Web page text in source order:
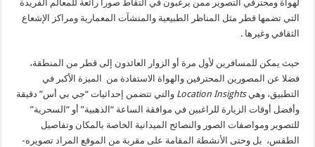
لهواة ومحترفي التصوير ممن يرغبون في التقاط صورا رائعة للمعالم الفريدة
التي تضمها قطر مثل المناظر الطبيعية والمنشآت المعمارية ومراكز الإشعاع
الثقافي وغيرها .
حيث يمكن للمسافرين لأول مرة أو الزوار العائدون إلى قطر من المنطقة،
فضلا عن المصورين المحترفين والهواة الاستفادة من الميزة الأكبر في
التطبيق، وهي Location Insights والتي تتضمن إحداثيات “جي بي أس” دقيقة
وأفضل أوقات الزيارة للراغبين في موافقة الساعة “الذهبية” أو “السحرية”
للتصوير ومواصفات الصور والنصائح الميدانية الخاصة بالمكان وتفاصيل
الطقس، بل وحتى الأنشطة المقامة على مقربة من الموقع المراد تصويره-